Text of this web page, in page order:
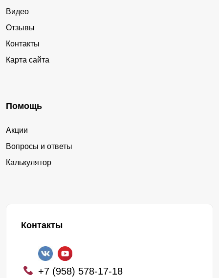
Видео
Отзывы
Контакты
Карта сайта
Помощь
Акции
Вопросы и ответы
Калькулятор
Контакты
+7 (958) 578-17-18